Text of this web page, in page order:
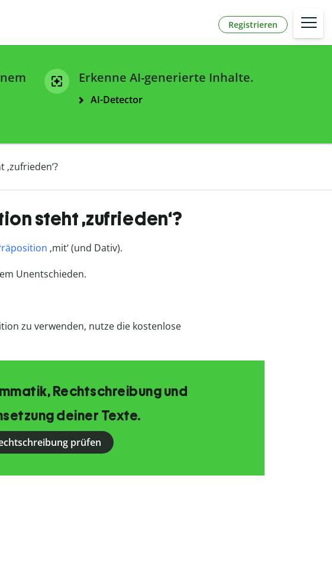
Registrieren
Erkenne AI-generierte Inhalte.
AI-Detector
steht ‚zufrieden‘?
‚mit‘ (und Dativ).
Unentschieden.
zu verwenden, nutze die kostenlose
Rechtschreibung und
deiner Texte.
prüfen